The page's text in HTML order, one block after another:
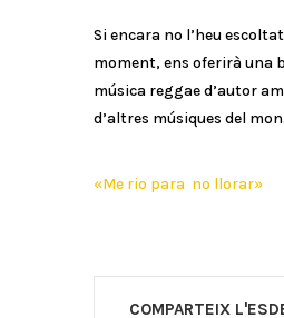
Si encara no l’heu
moment, ens oferirà una
música reggae d’autor
d’altres músiques del mon.
«Me rio para no llorar»
COMPARTEIX